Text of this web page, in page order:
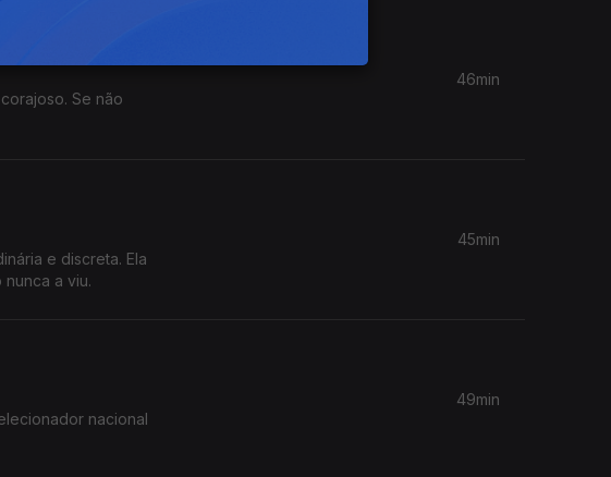
Se não
46min
e discreta. Ela
como nunca a viu.
45min
nacional
49min